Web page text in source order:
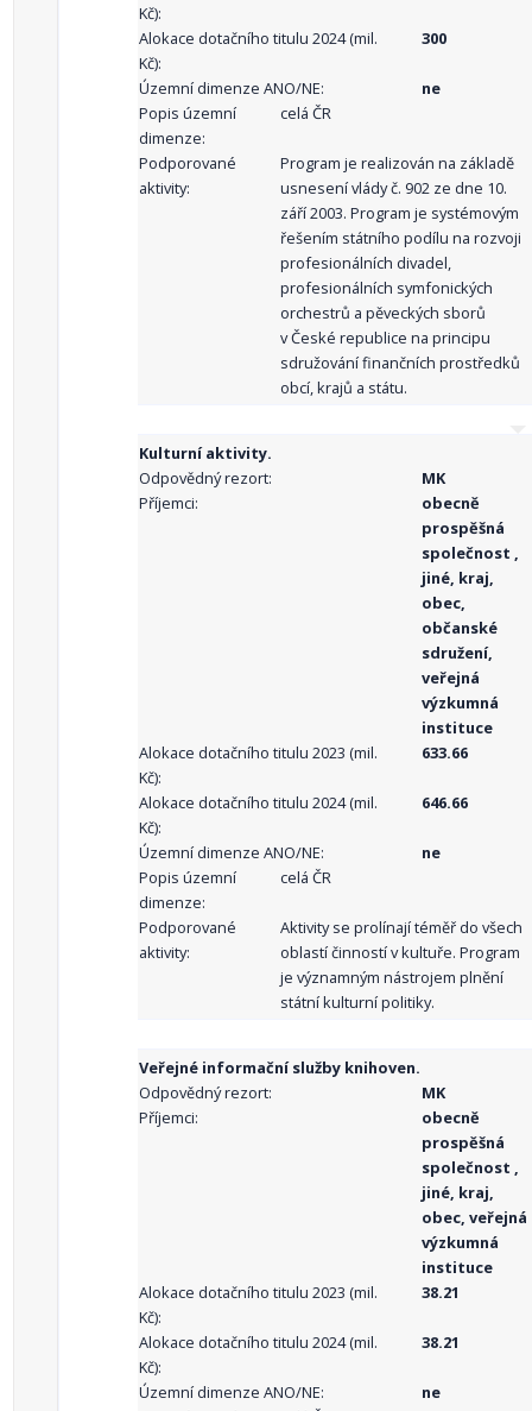
Kč):
Alokace dotačního titulu 2024 (mil.
Kč):
300
Územní dimenze ANO/NE:
ne
Popis územní
dimenze:
celá ČR
Podporované
aktivity:
Program je realizován na základě
usnesení vlády č. 902 ze dne 10.
září 2003. Program je systémovým
řešením státního podílu na rozvoji
profesionálních divadel,
profesionálních symfonických
orchestrů a pěveckých sborů
v České republice na principu
sdružování finančních prostředků
obcí, krajů a státu.
Kulturní aktivity.
Odpovědný rezort:
MK
Příjemci:
obecně
prospěšná
společnost ,
jiné, kraj,
obec,
občanské
sdružení,
veřejná
výzkumná
instituce
Alokace dotačního titulu 2023 (mil.
Kč):
633.66
Alokace dotačního titulu 2024 (mil.
Kč):
646.66
Územní dimenze ANO/NE:
ne
Popis územní
dimenze:
celá ČR
Podporované
aktivity:
Aktivity se prolínají téměř do všech
oblastí činností v kultuře. Program
je významným nástrojem plnění
státní kulturní politiky.
Veřejné informační služby knihoven.
Odpovědný rezort:
MK
Příjemci:
obecně
prospěšná
společnost ,
jiné, kraj,
obec, veřejná
výzkumná
instituce
Alokace dotačního titulu 2023 (mil.
Kč):
38.21
Alokace dotačního titulu 2024 (mil.
Kč):
38.21
Územní dimenze ANO/NE:
ne